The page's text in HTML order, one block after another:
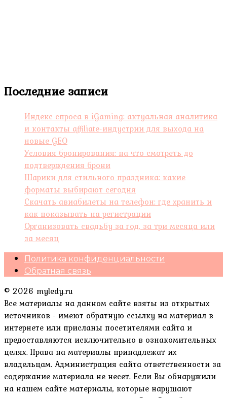
Последние записи
Индекс спроса в iGaming: актуальная аналитика
и контакты affiliate-индустрии для выхода на
новые GEO
Условия бронирования: на что смотреть до
подтверждения брони
Шарики для стильного праздника: какие
форматы выбирают сегодня
Скачать авиабилеты на телефон: где хранить и
как показывать на регистрации
Организовать свадьбу за год, за три месяца или
за месяц
Политика конфиденциальности
Обратная связь
© 2026 myledy.ru
Все материалы на данном сайте взяты из открытых
источников - имеют обратную ссылку на материал в
интернете или присланы посетителями сайта и
предоставляются исключительно в ознакомительных
целях. Права на материалы принадлежат их
владельцам. Администрация сайта ответственности за
содержание материала не несет. Если Вы обнаружили
на нашем сайте материалы, которые нарушают